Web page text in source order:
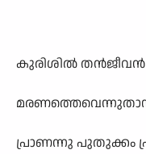
കുരിശിൽ
പ്രാണന്നു പുതുക്കം